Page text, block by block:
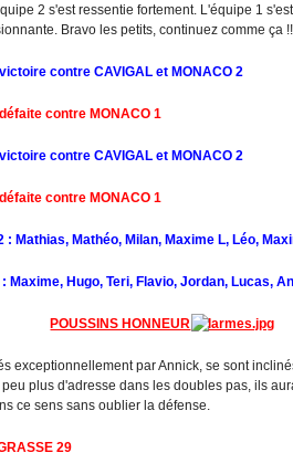
2 s'est ressentie fortement. L'équipe 1
Bravo les petits, continuez comme ça
contre CAVIGAL et MONACO 2
MONACO 1
CAVIGAL et MONACO 2
MONACO 1
: Mathias, Mathéo, Milan, Maxime L, Léo,
Teri, Flavio, Jordan, Lucas,
POUSSINS HONNEUR
exceptionnellement par Annick, se sont
plus d'adresse dans les doubles pas, ils
ce sens sans oublier la défense.
29